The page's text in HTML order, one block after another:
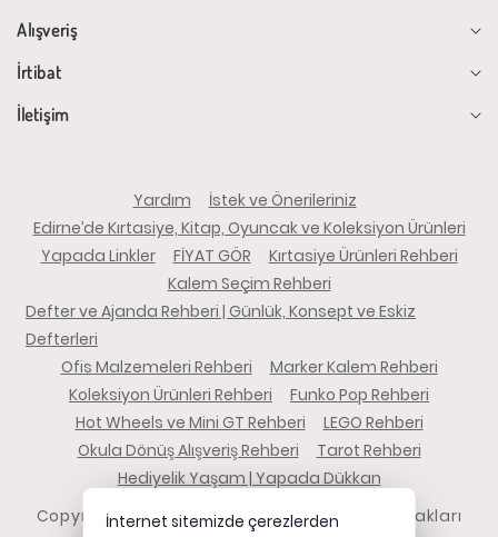
Alışveriş
İrtibat
İletişim
Yardım
İstek ve Önerileriniz
Edirne’de Kırtasiye, Kitap, Oyuncak ve Koleksiyon Ürünleri
Yapada Linkler
FİYAT GÖR
Kırtasiye Ürünleri Rehberi
Kalem Seçim Rehberi
Defter ve Ajanda Rehberi | Günlük, Konsept ve Eskiz
Defterleri
Ofis Malzemeleri Rehberi
Marker Kalem Rehberi
Koleksiyon Ürünleri Rehberi
Funko Pop Rehberi
Hot Wheels ve Mini GT Rehberi
LEGO Rehberi
Okula Dönüş Alışveriş Rehberi
Tarot Rehberi
Hediyelik Yaşam | Yapada Dükkan
Copyright 2026 yapadadukkan.com - Tüm hakları
İnternet sitemizde çerezlerden